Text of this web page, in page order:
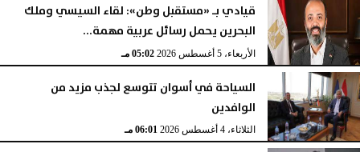
قيادي بـ «مستقبل وطن»: لقاء السيسي وملك
البحرين يحمل رسائل عربية مهمة...
الأربعاء، 5 أغسطس 2026 05:02 مـ
السياحة في أسوان تتوسع لجذب مزيد من
الوافدين
الثلاثاء، 4 أغسطس 2026 06:01 مـ